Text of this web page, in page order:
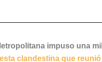
impuso una
clandestina que